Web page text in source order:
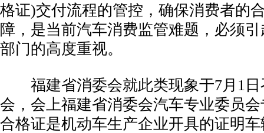
格证)交付流程的管控，确保消费者的
障，是当前汽车消费监管难题，必须
部门的高度重视。
福建省消委会就此类现象于7月1日
会，会上福建省消委会汽车专业委员
合格证是机动车生产企业开具的证明